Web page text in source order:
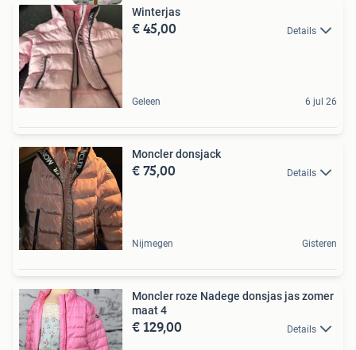
Winterjas
€ 45,00 Details
Geleen 6 jul 26
Moncler donsjack
€ 75,00 Details
Nijmegen Gisteren
Moncler roze Nadege donsjas jas zomer
maat 4
€ 129,00 Details